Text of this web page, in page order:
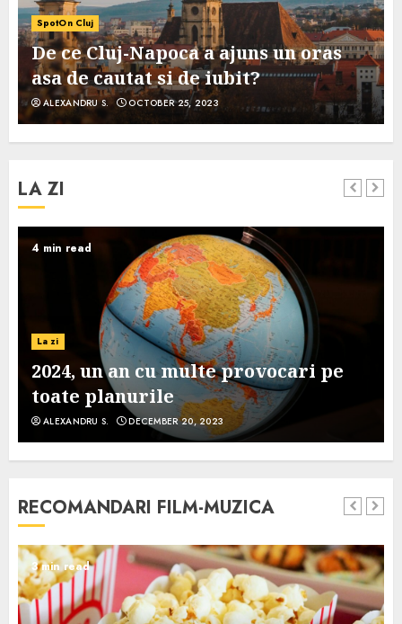
SpotOn Cluj
De ce Cluj-Napoca a ajuns un oras
asa de cautat si de iubit?
ALEXANDRU S. OCTOBER 25, 2023
LA ZI
4 min read
La zi
2024, un an cu multe provocari pe
toate planurile
ALEXANDRU S. DECEMBER 20, 2023
RECOMANDARI FILM-MUZICA
3 min read